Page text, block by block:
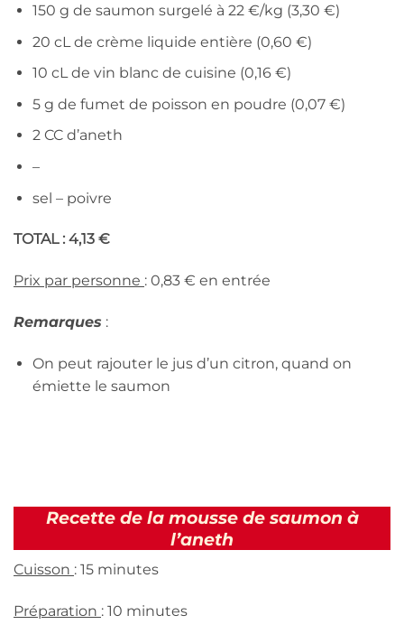
150 g de saumon surgelé à 22 €/kg (3,30 €)
20 cL de crème liquide entière (0,60 €)
10 cL de vin blanc de cuisine (0,16 €)
5 g de fumet de poisson en poudre (0,07 €)
2 CC d’aneth
–
sel – poivre
TOTAL : 4,13 €
Prix par personne : 0,83 € en entrée
Remarques :
On peut rajouter le jus d’un citron, quand on
émiette le saumon
Recette de la mousse de saumon à
l’aneth
Cuisson : 15 minutes
Préparation : 10 minutes